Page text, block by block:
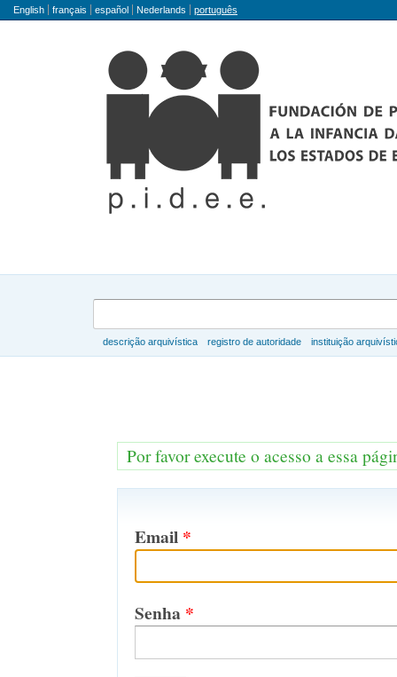
Idioma
English français español Nederlands português
descrição arquivística registro de autoridade instituição
Por favor execute o acesso a essa
Email *
Senha *